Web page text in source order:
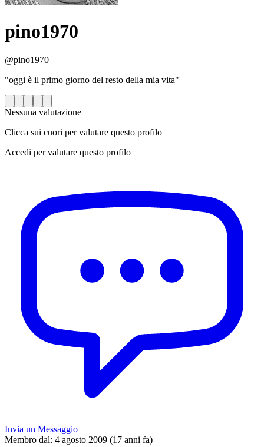
pino1970
@pino1970
"oggi è il primo giorno del resto della mia vita"
Nessuna valutazione
Clicca sui cuori per valutare questo profilo
Accedi per valutare questo profilo
Invia un Messaggio
Membro dal: 4 agosto 2009 (17 anni fa)